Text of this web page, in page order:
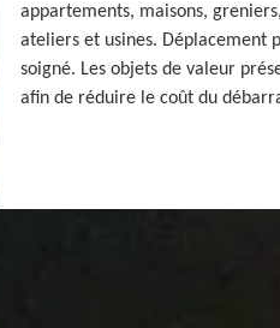
appartements, maisons,
ateliers et usines. Déplacement
soigné. Les objets de valeur
afin de réduire le coût du